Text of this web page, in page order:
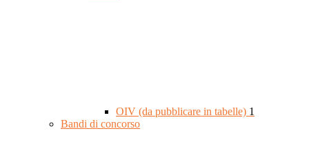
OIV (da pubblicare in tabelle) 1
Bandi di concorso